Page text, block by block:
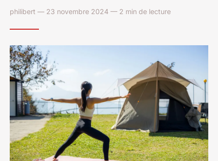
philibert — 23 novembre 2024 — 2 min de lecture